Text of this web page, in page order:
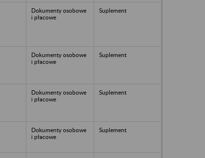
Dokumenty osobowe
i płacowe
Suplement
Dokumenty osobowe
i płacowe
Suplement
Dokumenty osobowe
i płacowe
Suplement
Dokumenty osobowe
i płacowe
Suplement